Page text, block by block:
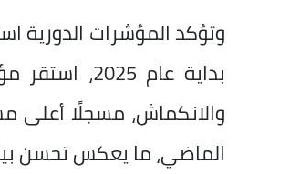
وتؤكد المؤشرات الدورية
بداية عام
الماضي، ما يعكس تحسن